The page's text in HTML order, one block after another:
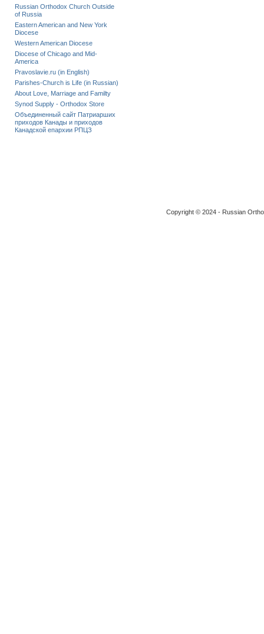
Russian Orthodox Church Outside
of Russia
Eastern American and New York
Diocese
Western American Diocese
Diocese of Chicago and Mid-
America
Pravoslavie.ru (in English)
Parishes-Church is Life (in Russian)
About Love, Marriage and Familty
Synod Supply - Orthodox Store
Объединенный сайт Патриарших
приходов Канады и приходов
Канадской епархии РПЦЗ
Copyright © 2024 - Russian